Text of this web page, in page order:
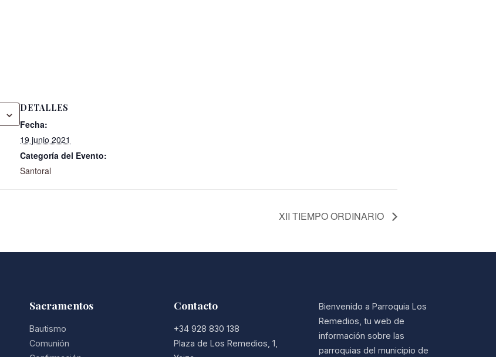
DETALLES
Fecha:
19 junio 2021
Categoría del Evento:
Santoral
XII TIEMPO ORDINARIO
Sacramentos
Bautismo
Comunión
Contacto
+34 928 830 138
Plaza de Los Remedios, 1,
Bienvenido a Parroquia Los
Remedios, tu web de
información sobre las
parroquias del municipio de